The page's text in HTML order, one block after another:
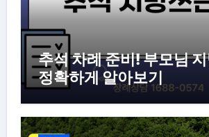
추석 차례 준비! 부모님
정확하게 알아보기